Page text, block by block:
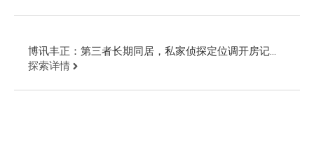
博讯丰正：第三者长期同居，私家侦探定位调开房记录
追回财物
探索详情